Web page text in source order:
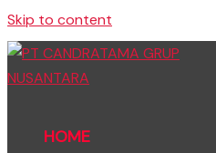
Skip to content
HOME